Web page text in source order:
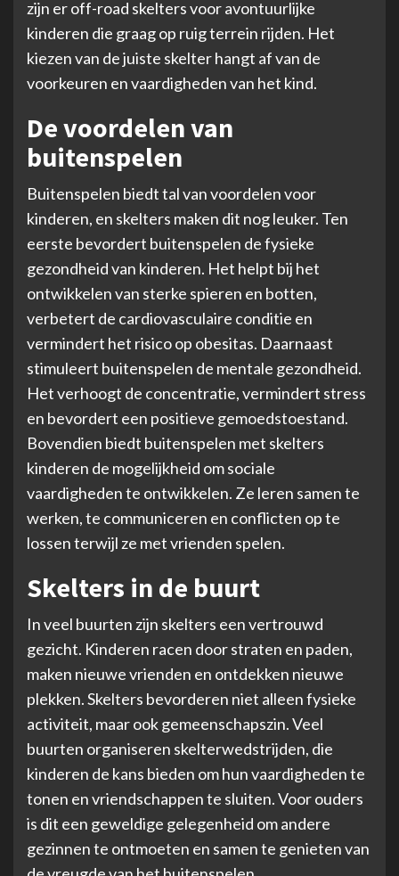
zijn er off-road skelters voor avontuurlijke
kinderen die graag op ruig terrein rijden. Het
kiezen van de juiste skelter hangt af van de
voorkeuren en vaardigheden van het kind.
De voordelen van
buitenspelen
Buitenspelen biedt tal van voordelen voor
kinderen, en skelters maken dit nog leuker. Ten
eerste bevordert buitenspelen de fysieke
gezondheid van kinderen. Het helpt bij het
ontwikkelen van sterke spieren en botten,
verbetert de cardiovasculaire conditie en
vermindert het risico op obesitas. Daarnaast
stimuleert buitenspelen de mentale gezondheid.
Het verhoogt de concentratie, vermindert stress
en bevordert een positieve gemoedstoestand.
Bovendien biedt buitenspelen met skelters
kinderen de mogelijkheid om sociale
vaardigheden te ontwikkelen. Ze leren samen te
werken, te communiceren en conflicten op te
lossen terwijl ze met vrienden spelen.
Skelters in de buurt
In veel buurten zijn skelters een vertrouwd
gezicht. Kinderen racen door straten en paden,
maken nieuwe vrienden en ontdekken nieuwe
plekken. Skelters bevorderen niet alleen fysieke
activiteit, maar ook gemeenschapszin. Veel
buurten organiseren skelterwedstrijden, die
kinderen de kans bieden om hun vaardigheden te
tonen en vriendschappen te sluiten. Voor ouders
is dit een geweldige gelegenheid om andere
gezinnen te ontmoeten en samen te genieten van